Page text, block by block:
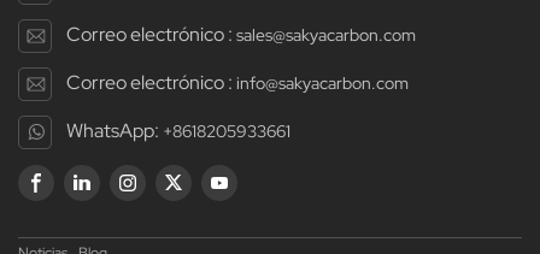
Correo electrónico : sales@sakyacarbon.com
Correo electrónico : info@sakyacarbon.com
WhatsApp: +8618205933661